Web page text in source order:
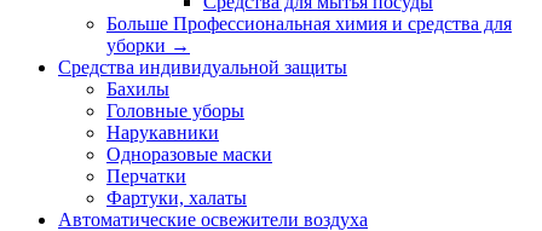
Больше Профессиональная химия и средства для
уборки →
Средства индивидуальной защиты
Бахилы
Головные уборы
Нарукавники
Одноразовые маски
Перчатки
Фартуки, халаты
Автоматические освежители воздуха